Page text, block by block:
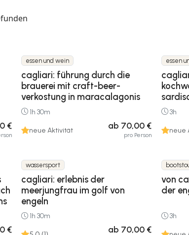
€
essen und wein
cagliari: führung durch die
brauerei mit craft-beer-
verkostung in maracalagonis
1h 30m
neue Aktivität ab 70,00 €
pro Person
essen
3h
neue
€
wassersport
cagliari: erlebnis der
meerjungfrau im golf von
engeln
1h 30m
ab 70,00 €
von
der
3h